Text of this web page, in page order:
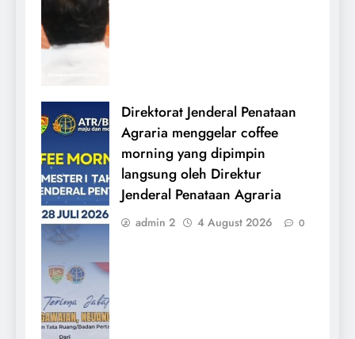
Direktorat Jenderal Penataan
Agraria menggelar coffee
morning yang dipimpin
langsung oleh Direktur
Jenderal Penataan Agraria
admin 2 4 August 2026 0